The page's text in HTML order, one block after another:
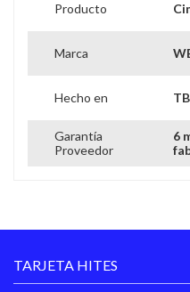
Producto
Marca
Hecho en
Garantía
Proveedor
6
TARJETA HITES